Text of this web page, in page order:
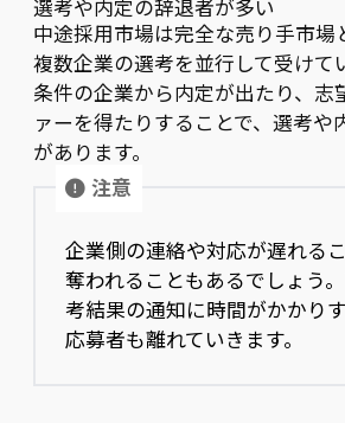
選考や内定の辞退者が多い
中途採用市場は完全な売り手市場
複数企業の選考を並行して受けて
条件の企業から内定が出たり、
ァーを得たりすることで、選考や
があります。
注意
企業側の連絡や対応が遅れる
奪われることもあるでしょう
考結果の通知に時間がかかり
応募者も離れていきます。